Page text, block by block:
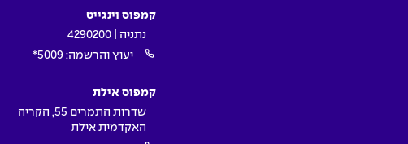
קמפוס וינגייט
נתניה | 4290200
יעוץ והרשמה: 5009*
קמפוס אילת
שדרות התמרים 55, הקריה
האקדמית אילת